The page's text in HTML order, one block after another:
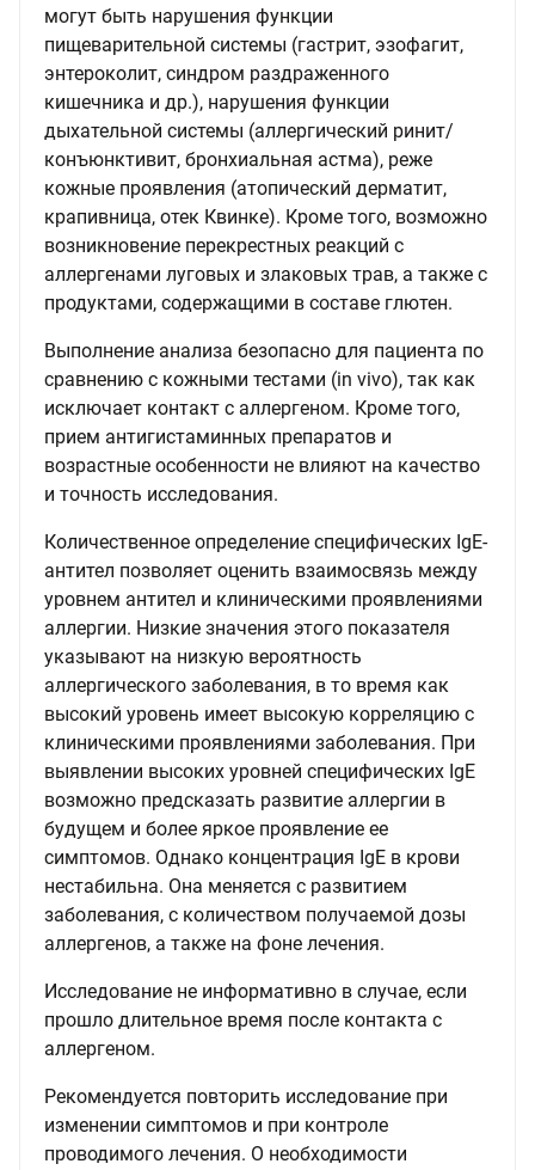
могут быть нарушения функции
пищеварительной системы (гастрит, эзофагит,
энтероколит, синдром раздраженного
кишечника и др.), нарушения функции
дыхательной системы (аллергический ринит/
конъюнктивит, бронхиальная астма), реже
кожные проявления (атопический дерматит,
крапивница, отек Квинке). Кроме того, возможно
возникновение перекрестных реакций с
аллергенами луговых и злаковых трав, а также с
продуктами, содержащими в составе глютен.
Выполнение анализа безопасно для пациента по
сравнению с кожными тестами (in vivo), так как
исключает контакт с аллергеном. Кроме того,
прием антигистаминных препаратов и
возрастные особенности не влияют на качество
и точность исследования.
Количественное определение специфических IgE-
антител позволяет оценить взаимосвязь между
уровнем антител и клиническими проявлениями
аллергии. Низкие значения этого показателя
указывают на низкую вероятность
аллергического заболевания, в то время как
высокий уровень имеет высокую корреляцию с
клиническими проявлениями заболевания. При
выявлении высоких уровней специфических IgE
возможно предсказать развитие аллергии в
будущем и более яркое проявление ее
симптомов. Однако концентрация IgE в крови
нестабильна. Она меняется с развитием
заболевания, с количеством получаемой дозы
аллергенов, а также на фоне лечения.
Исследование не информативно в случае, если
прошло длительное время после контакта с
аллергеном.
Рекомендуется повторить исследование при
изменении симптомов и при контроле
проводимого лечения. О необходимости